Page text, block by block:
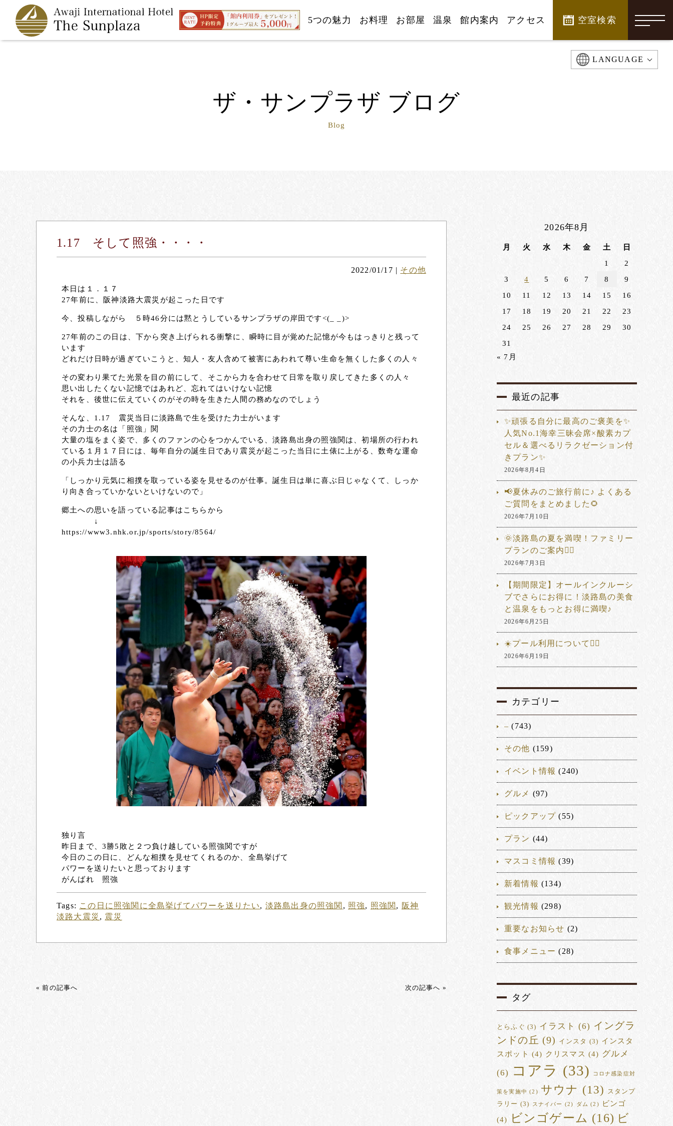
5つの魅力 お料理 お部屋 温泉 館内案内 アクセス 空室検索
LANGUAGE
ザ・サンプラザ ブログ
Blog
1.17 そして照強・・・・
2022/01/17 | その他
本日は１．１７
27年前に、阪神淡路大震災が起こった日です
今、投稿しながら ５時46分には黙とうしているサンプラザの岸田です<(_ _)>
27年前のこの日は、下から突き上げられる衝撃に、瞬時に目が覚めた記憶が今もはっきりと残って
います
どれだけ日時が過ぎていこうと、知人・友人含めて被害にあわれて尊い生命を無くした多くの人々
その変わり果てた光景を目の前にして、そこから力を合わせて日常を取り戻してきた多くの人々
思い出したくない記憶ではあれど、忘れてはいけない記憶
それを、後世に伝えていくのがその時を生きた人間の務めなのでしょう
そんな、1.17 震災当日に淡路島で生を受けた力士がいます
その力士の名は「照強」関
大量の塩をまく姿で、多くのファンの心をつかんでいる、淡路島出身の照強関は、初場所の行われ
ている１月１７日には、毎年自分の誕生日であり震災が起こった当日に土俵に上がる、数奇な運命
の小兵力士は語る
「しっかり元気に相撲を取っている姿を見せるのが仕事。誕生日は単に喜ぶ日じゃなくて、しっか
り向き合っていかないといけないので」
郷土への思いを語っている記事はこちらから
↓
https://www3.nhk.or.jp/sports/story/8564/
独り言
昨日まで、3勝5敗と２つ負け越している照強関ですが
今日のこの日に、どんな相撲を見せてくれるのか、全島挙げて
パワーを送りたいと思っております
がんばれ 照強
Tags: この日に照強関に全島挙げてパワーを送りたい, 淡路島出身の照強関 , 照強, 照強関 , 阪神
淡路大震災 , 震災
« 前の記事へ 次の記事へ »
2026年8月
月 火 水 木 金 土
日
1
2
3
4 5 6 7 8
9
10
11 12 13 14 15
16
17
18 19 20 21 22
23
24
25 26 27 28 29
30
31
« 7月
最近の記事
✨頑張る自分に最高のご褒美を✨
人気No.1海幸三昧会席×酸素カプ
セル＆選べるリラクゼーション付
きプラン✨
2026年8月4日
📢夏休みのご旅行前に♪ よくある
ご質問をまとめました🌻
2026年7月10日
🌞淡路島の夏を満喫！ファミリー
プランのご案内🏊‍♂️
2026年7月3日
【期間限定】オールインクルーシ
ブでさらにお得に！淡路島の美食
と温泉をもっとお得に満喫♪
2026年6月25日
☀️プール利用について🏊‍♂️
2026年6月19日
カテゴリー
– (743)
その他 (159)
イベント情報 (240)
グルメ (97)
ピックアップ (55)
プラン (44)
マスコミ情報 (39)
新着情報 (134)
観光情報 (298)
重要なお知らせ (2)
食事メニュー (28)
タグ
とらふぐ (3) イラスト (6) イングラ
ンドの丘 (9) インスタ (3) インスタ
スポット (4) クリスマス (4) グルメ
(6)
コアラ (33) コロナ感染症対
策を実施中 (2) サウナ (13)
スタンプ
ラリー (3) スナイパー (2) ダム (2)
ビンゴ
(4)
ビンゴゲーム (16) ビ